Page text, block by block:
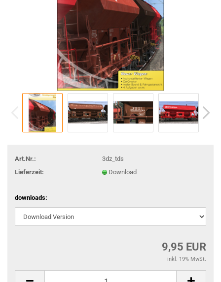
Art.Nr.:
3dz_tds
Lieferzeit:
Download
downloads:
9,95 EUR
inkl. 19% MwSt.